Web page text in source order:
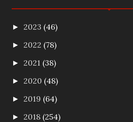
► 2023 (46)
► 2022 (78)
► 2021 (38)
► 2020 (48)
► 2019 (64)
► 2018 (254)